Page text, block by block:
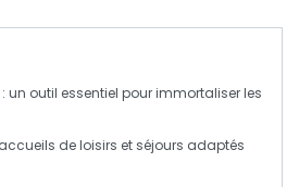
: un outil essentiel pour immortaliser les
accueils de loisirs et séjours adaptés